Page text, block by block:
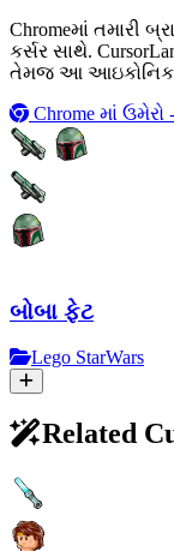
Chromeમાં તમારી
કર્સર સાથે.
તેમજ આ આઇકોનિક
Chrome માં
બોબા ફેટ
Lego StarWars
Related